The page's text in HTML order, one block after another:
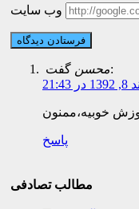
وب سایت
محسنگفت:
خوبیه،ممنون
پاسخ
مطالب تصادفی